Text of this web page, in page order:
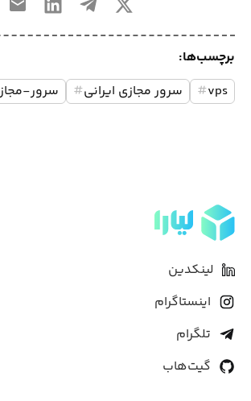
برچسب‌ها:
vps
# سرور مجازی ایرانی# سرور-
لینکدین
اینستاگرام
تلگرام
گیت‌هاب